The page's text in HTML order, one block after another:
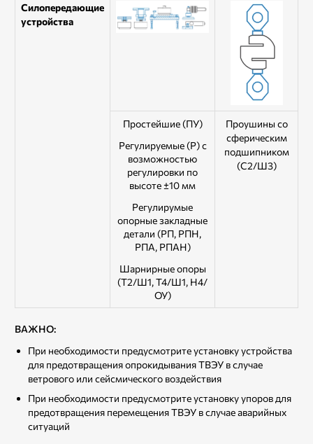
Силопередающие
устройства
Простейшие (ПУ)
Регулируемые (Р) с
возможностью
регулировки по
высоте ±10 мм
Регулирумые
опорные закладные
детали (РП, РПН,
РПА, РПАН)
Шарнирные опоры
(Т2/Ш1, Т4/Ш1, Н4/
ОУ)
Проушины со
сферическим
подшипником
(С2/Ш3)
ВАЖНО:
При необходимости предусмотрите установку устройства
для предотвращения опрокидывания ТВЭУ в случае
ветрового или сейсмического воздействия
При необходимости предусмотрите установку упоров для
предотвращения перемещения ТВЭУ в случае аварийных
ситуаций